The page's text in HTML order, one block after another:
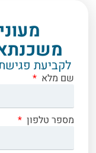
לקביעת
שם מלא
מספר טלפון